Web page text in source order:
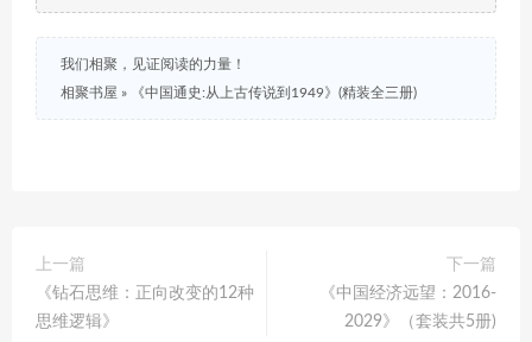
我们相聚，见证阅读的力量！
相聚书屋 » 《中国通史:从上古传说到1949》(精装全三册)
上一篇
《钻石思维：正向改变的12种
思维逻辑》
下一篇
《中国经济远望：2016-
2029》（套装共5册)